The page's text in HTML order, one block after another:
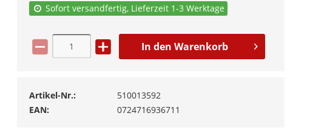
Sofort versandfertig, Lieferzeit 1-3 Werktage
In den Warenkorb
Artikel-Nr.:
510013592
EAN:
0724716936711